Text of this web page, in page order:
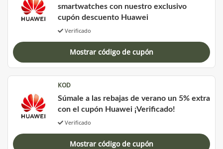
smartwatches con nuestro exclusivo
cupón descuento Huawei
Verificado
Mostrar código de cupón
KOD
Súmale a las rebajas de verano un 5% extra
con el cupón Huawei ¡Verificado!
Verificado
Mostrar código de cupón